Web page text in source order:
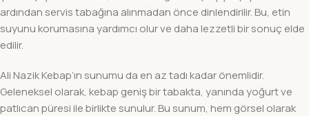
ardından servis tabağına alınmadan önce dinlendirilir. Bu, etin
suyunu korumasına yardımcı olur ve daha lezzetli bir sonuç elde
edilir.
Ali Nazik Kebap’ın sunumu da en az tadı kadar önemlidir.
Geleneksel olarak, kebap geniş bir tabakta, yanında yoğurt ve
patlıcan püresi ile birlikte sunulur. Bu sunum, hem görsel olarak